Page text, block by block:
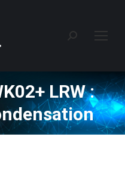
Recherche
LRW :